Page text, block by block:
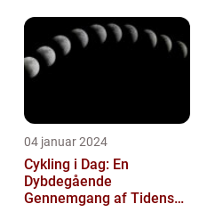
04 januar 2024
Cykling i Dag: En
Dybdegående
Gennemgang af Tidens